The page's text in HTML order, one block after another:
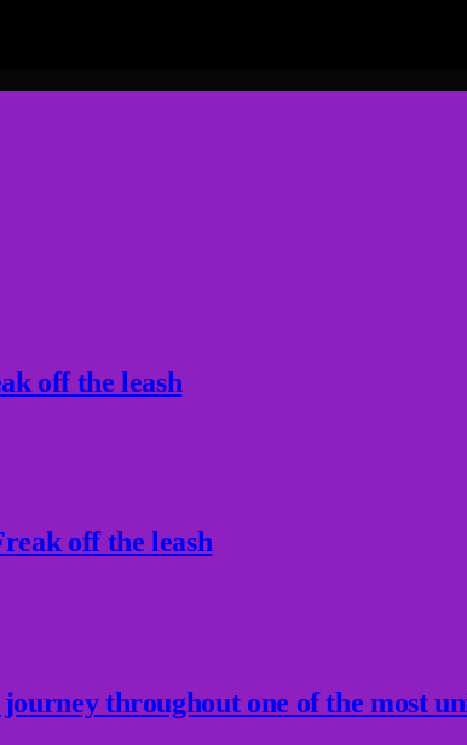
off the leash
off the leash
throughout one of the most